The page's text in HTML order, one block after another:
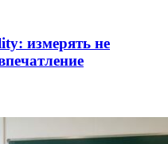
измерять не